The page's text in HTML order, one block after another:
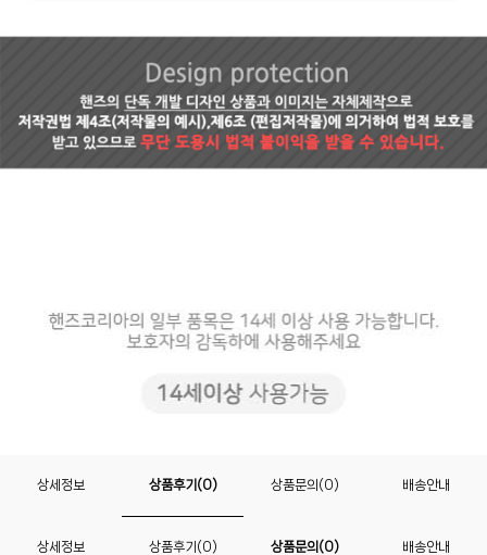
상세정보 상품후기(0) 상품문의(0) 배송안내
상세정보 상품후기(0) 상품문의(0) 배송안내